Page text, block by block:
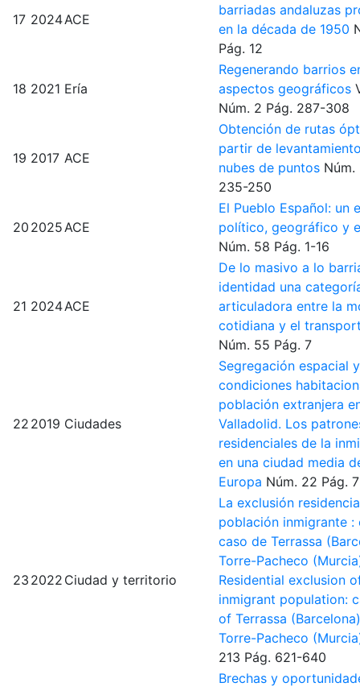
17 2024ACE
barriadas andaluzas
en la década de 1950
Pág. 12
18 2021 Ería
Regenerando barrios
aspectos geográficos
Núm. 2 Pág. 287-308
19 2017 ACE
Obtención de rutas
partir de
nubes de puntos Núm.
235-250
20 2025ACE
El Pueblo Español: un
político, geográfico y
Núm. 58 Pág. 1-16
21 2024ACE
De lo masivo a lo
identidad una
articuladora entre la
cotidiana y el
Núm. 55 Pág. 7
22 2019 Ciudades
Segregación espacial y
condiciones
población extranjera
Valladolid. Los
residenciales de la
en una ciudad media
Europa Núm. 22 Pág.
23 2022 Ciudad y territorio
La exclusión
población inmigrante :
caso de Terrassa
Torre-Pacheco
Residential exclusion
inmigrant population:
of Terrassa
Torre-Pacheco
213 Pág. 621-640
Brechas y